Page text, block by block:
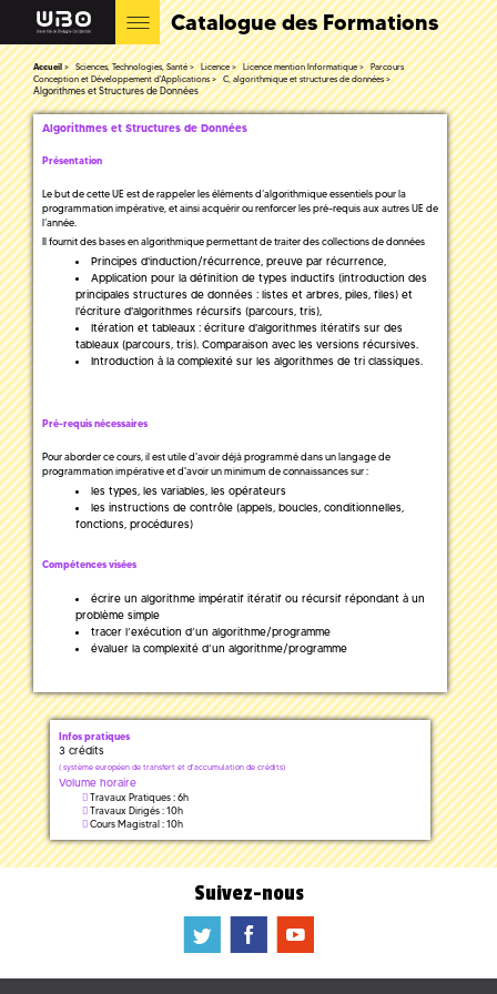
Catalogue des Formations
Accueil Sciences, Technologies, Santé Licence Licence mention Informatique
Parcours
Conception et Développement d'Applications
C, algorithmique et structures de données
Algorithmes et Structures de Données
Algorithmes et Structures de Données
Présentation
Le but de cette UE est de rappeler les éléments d’algorithmique essentiels pour la
programmation impérative, et ainsi acquérir ou renforcer les pré-requis aux autres UE de
l’année.
Il fournit des bases en algorithmique permettant de traiter des collections de données
Principes d'induction/récurrence, preuve par récurrence,
Application pour la définition de types inductifs (introduction des
principales structures de données : listes et arbres, piles, files) et
l'écriture d'algorithmes récursifs (parcours, tris),
Itération et tableaux : écriture d'algorithmes itératifs sur des
tableaux (parcours, tris). Comparaison avec les versions récursives.
Introduction à la complexité sur les algorithmes de tri classiques.
Pré-requis nécessaires
Pour aborder ce cours, il est utile d'avoir déjà programmé dans un langage de
programmation impérative et d'avoir un minimum de connaissances sur :
les types, les variables, les opérateurs
les instructions de contrôle (appels, boucles, conditionnelles,
fonctions, procédures)
Compétences visées
écrire un algorithme impératif itératif ou récursif répondant à un
problème simple
tracer l’exécution d’un algorithme/programme
évaluer la complexité d’un algorithme/programme
Infos pratiques
3 crédits
( système européen de transfert et d'accumulation de crédits)
Volume horaire
Travaux Pratiques : 6h
Travaux Dirigés : 10h
Cours Magistral : 10h
Suivez-nous
a b f